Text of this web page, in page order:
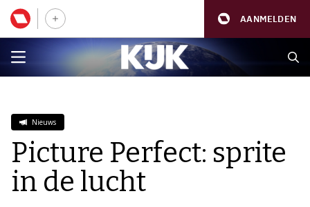
AANMELDEN
Nieuws
Picture Perfect: sprite
in de lucht